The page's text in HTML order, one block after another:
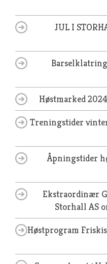
JUL I
Høstmarked 2024
Treningstider
Åpningstider
Ekstraordinær
Storhall AS
Høstprogram